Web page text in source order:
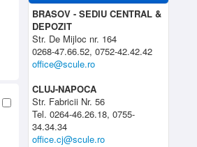
BRASOV - SEDIU CENTRAL &
DEPOZIT
Str. De Mijloc nr. 164
0268-47.66.52, 0752-42.42.42
office@scule.ro
CLUJ-NAPOCA
Str. Fabricii Nr. 56
Tel. 0264-46.26.18, 0755-
34.34.34
office.cj@scule.ro